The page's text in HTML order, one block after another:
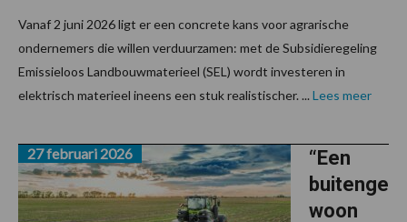
Vanaf 2 juni 2026 ligt er een concrete kans voor agrarische
ondernemers die willen verduurzamen: met de Subsidieregeling
Emissieloos Landbouwmaterieel (SEL) wordt investeren in
elektrisch materieel ineens een stuk realistischer. ... Lees meer
“Een
buitenge
woon
27 februari 2026